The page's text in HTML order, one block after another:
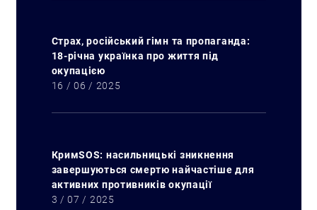
Страх, російський гімн та пропаганда:
18-річна українка про життя під
окупацією
16 / 06 / 2025
КримSOS: насильницькі зникнення
завершуються смертю найчастіше для
активних противників окупації
3 / 07 / 2025